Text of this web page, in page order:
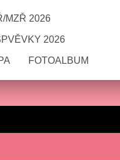
MZŘ 2026
2026
FOTOALBUM